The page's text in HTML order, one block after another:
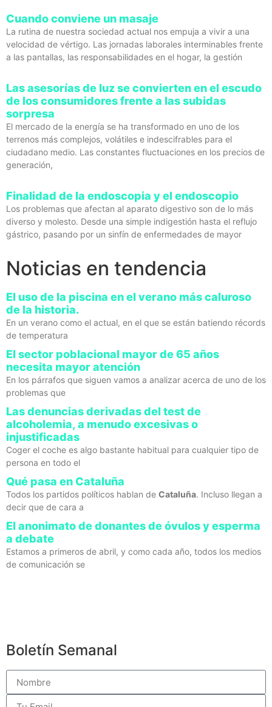
Cuando conviene un masaje
La rutina de nuestra sociedad actual nos empuja a vivir a una
velocidad de vértigo. Las jornadas laborales interminables frente
a las pantallas, las responsabilidades en el hogar, la gestión
Las asesorías de luz se convierten en el escudo
de los consumidores frente a las subidas
sorpresa
El mercado de la energía se ha transformado en uno de los
terrenos más complejos, volátiles e indescifrables para el
ciudadano medio. Las constantes fluctuaciones en los precios de
generación,
Finalidad de la endoscopia y el endoscopio
Los problemas que afectan al aparato digestivo son de lo más
diverso y molesto. Desde una simple indigestión hasta el reflujo
gástrico, pasando por un sinfín de enfermedades de mayor
Noticias en tendencia
El uso de la piscina en el verano más caluroso
de la historia.
En un verano como el actual, en el que se están batiendo récords
de temperatura
El sector poblacional mayor de 65 años
necesita mayor atención
En los párrafos que siguen vamos a analizar acerca de uno de los
problemas que
Las denuncias derivadas del test de
alcoholemia, a menudo excesivas o
injustificadas
Coger el coche es algo bastante habitual para cualquier tipo de
persona en todo el
Qué pasa en Cataluña
Todos los partidos políticos hablan de Cataluña. Incluso llegan a
decir que de cara a
El anonimato de donantes de óvulos y esperma
a debate
Estamos a primeros de abril, y como cada año, todos los medios
de comunicación se
Boletín Semanal